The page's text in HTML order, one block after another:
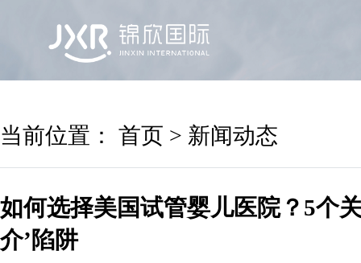
当前位置： 首页 > 新闻动态
如何选择美国试管婴儿医院？5个
介’陷阱